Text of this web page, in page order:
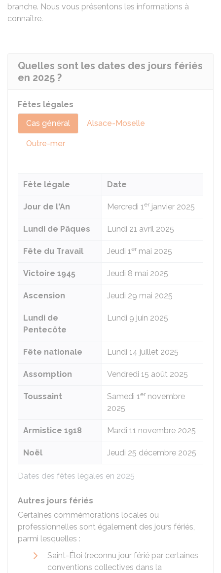
branche. Nous vous présentons les informations à
connaître.
Quelles sont les dates des jours fériés
en 2025 ?
Fêtes légales
Cas général
Alsace-Moselle
Outre-mer
Dates des fêtes légales en 2025
Fête légale Date
Jour de l'An Mercredi 1er janvier 2025
Lundi de Pâques Lundi 21 avril 2025
Fête du Travail Jeudi 1er mai 2025
Victoire 1945 Jeudi 8 mai 2025
Ascension Jeudi 29 mai 2025
Lundi de
Pentecôte
Lundi 9 juin 2025
Fête nationale Lundi 14 juillet 2025
Assomption Vendredi 15 août 2025
Toussaint Samedi 1er novembre
2025
Armistice 1918 Mardi 11 novembre 2025
Noël Jeudi 25 décembre 2025
Autres jours fériés
Certaines commémorations locales ou
professionnelles sont également des jours fériés,
parmi lesquelles :
Saint-Éloi (reconnu jour férié par certaines
conventions collectives dans la